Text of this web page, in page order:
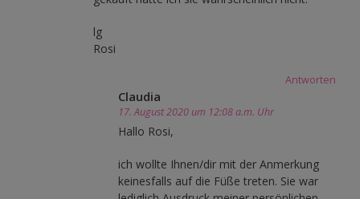
lg
Rosi
Antworten
Claudia
17. August 2020 um 12:08 a.m. Uhr
Hallo Rosi,
ich wollte Ihnen/dir mit der Anmerkung
keinesfalls auf die Füße treten. Sie war